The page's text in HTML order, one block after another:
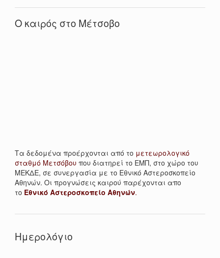
Ο καιρός στο Μέτσοβο
Τα δεδομένα προέρχονται από το μετεωρολογικό
σταθμό Μετσόβου που διατηρεί το ΕΜΠ, στο χώρο του
ΜΕΚΔΕ, σε συνεργασία με το Εθνικό Αστεροσκοπείο
Αθηνών. Οι προγνώσεις καιρού παρέχονται απο
το Εθνικό Αστεροσκοπείο Αθηνών.
Ημερολόγιο